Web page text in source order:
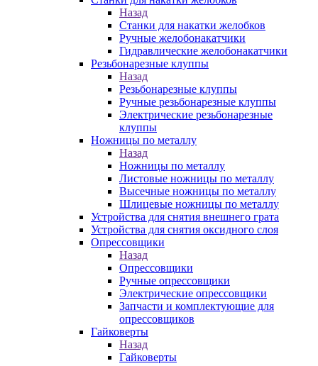
Назад
Станки для накатки желобков
Ручные желобонакатчики
Гидравлические желобонакатчики
Резьбонарезные клуппы
Назад
Резьбонарезные клуппы
Ручные резьбонарезные клуппы
Электрические резьбонарезные
клуппы
Ножницы по металлу
Назад
Ножницы по металлу
Листовые ножницы по металлу
Высечные ножницы по металлу
Шлицевые ножницы по металлу
Устройства для снятия внешнего грата
Устройства для снятия оксидного слоя
Опрессовщики
Назад
Опрессовщики
Ручные опрессовщики
Электрические опрессовщики
Запчасти и комплектующие для
опрессовщиков
Гайковерты
Назад
Гайковерты